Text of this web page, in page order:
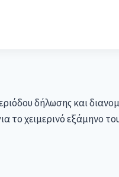
δήλωσης και
το χειμερινό εξάμηνο